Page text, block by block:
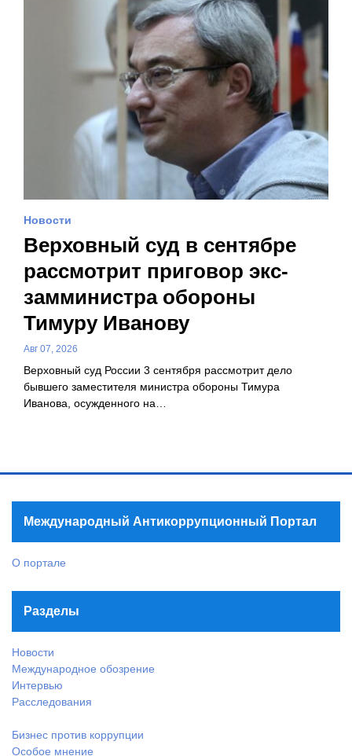
Новости
Верховный суд в сентябре
рассмотрит приговор экс-
замминистра обороны
Тимуру Иванову
Авг 07, 2026
Верховный суд России 3 сентября рассмотрит дело
бывшего заместителя министра обороны Тимура
Иванова, осужденного на…
Международный Антикоррупционный Портал
О портале
Разделы
Новости
Международное обозрение
Интервью
Расследования
Бизнес против коррупции
Особое мнение